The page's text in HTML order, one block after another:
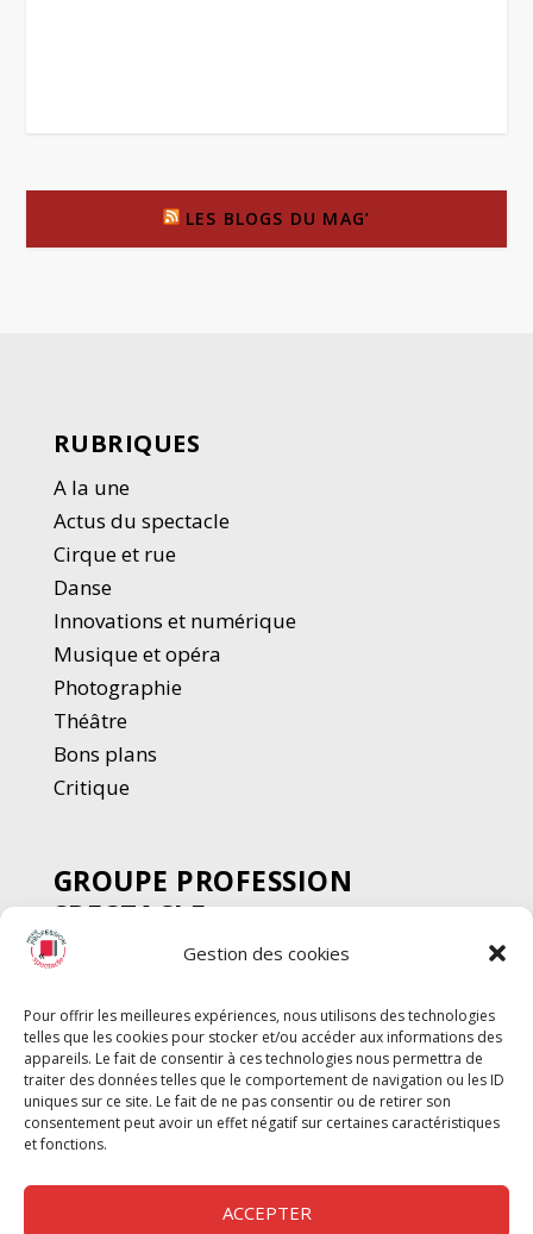
Gestion des cookies
Pour offrir les meilleures expériences, nous utilisons des technologies
telles que les cookies pour stocker et/ou accéder aux informations des
appareils. Le fait de consentir à ces technologies nous permettra de
traiter des données telles que le comportement de navigation ou les ID
uniques sur ce site. Le fait de ne pas consentir ou de retirer son
consentement peut avoir un effet négatif sur certaines caractéristiques
et fonctions.
ACCEPTER
LES BLOGS DU MAG’
RUBRIQUES
A la une
Actus du spectacle
Cirque et rue
Danse
Innovations et numérique
Musique et opéra
Photographie
Théâtre
Bons plans
Critique
GROUPE PROFESSION
SPECTACLE
Chèque Intermittents
Chèque Compta
Chèque Emploi Spectacle
G-Pods
Profession Audio-visuel